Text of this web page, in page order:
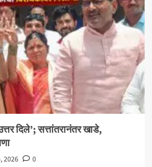
दिले’; सत्तांतरानंतर खाडे,
2026
0